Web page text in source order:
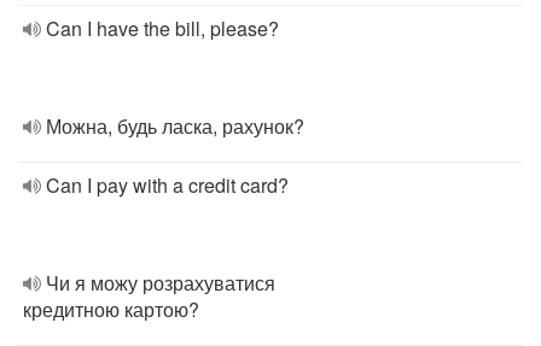
Can I have the bill, please?
Можна, будь ласка, рахунок?
Can I pay with a credit card?
Чи я можу розрахуватися
кредитною картою?